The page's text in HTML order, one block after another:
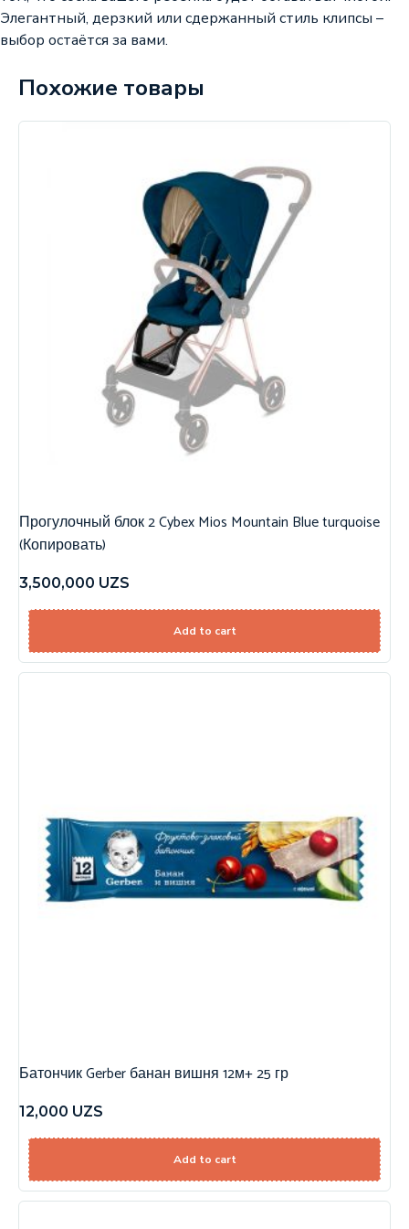
Элегантный, дерзкий или сдержанный стиль клипсы –
выбор остаётся за вами.
Похожие товары
Прогулочный блок 2 Cybex Mios Mountain Blue turquoise
(Копировать)
3,500,000 UZS
Add to cart
Батончик Gerber банан вишня 12м+ 25 гр
12,000 UZS
Add to cart